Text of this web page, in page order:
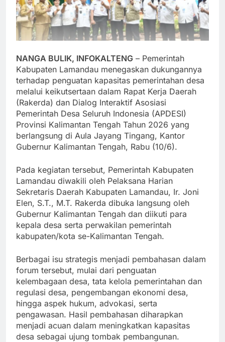
NANGA BULIK, INFOKALTENG – Pemerintah
Kabupaten Lamandau menegaskan dukungannya
terhadap penguatan kapasitas pemerintahan desa
melalui keikutsertaan dalam Rapat Kerja Daerah
(Rakerda) dan Dialog Interaktif Asosiasi
Pemerintah Desa Seluruh Indonesia (APDESI)
Provinsi Kalimantan Tengah Tahun 2026 yang
berlangsung di Aula Jayang Tingang, Kantor
Gubernur Kalimantan Tengah, Rabu (10/6).
Pada kegiatan tersebut, Pemerintah Kabupaten
Lamandau diwakili oleh Pelaksana Harian
Sekretaris Daerah Kabupaten Lamandau, Ir. Joni
Elen, S.T., M.T. Rakerda dibuka langsung oleh
Gubernur Kalimantan Tengah dan diikuti para
kepala desa serta perwakilan pemerintah
kabupaten/kota se-Kalimantan Tengah.
Berbagai isu strategis menjadi pembahasan dalam
forum tersebut, mulai dari penguatan
kelembagaan desa, tata kelola pemerintahan dan
regulasi desa, pengembangan ekonomi desa,
hingga aspek hukum, advokasi, serta
pengawasan. Hasil pembahasan diharapkan
menjadi acuan dalam meningkatkan kapasitas
desa sebagai ujung tombak pembangunan.